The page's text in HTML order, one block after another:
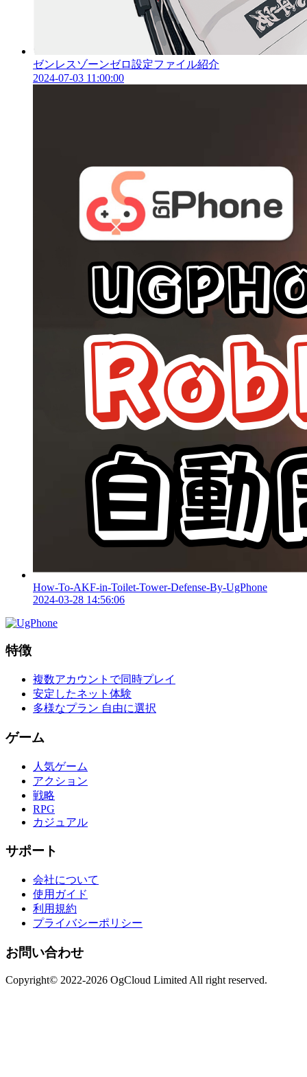
ゼンレスゾーンゼロ設定ファイル紹介
2024-07-03 11:00:00
How-To-AKF-in-Toilet-Tower-Defense-By-UgPhone
2024-03-28 14:56:06
特徴
複数アカウントで同時プレイ
安定したネット体験
多様なプラン 自由に選択
ゲーム
人気ゲーム
アクション
戦略
RPG
カジュアル
サポート
会社について
使用ガイド
利用規約
プライバシーポリシー
お問い合わせ
Copyright© 2022-2026 OgCloud Limited All right reserved.